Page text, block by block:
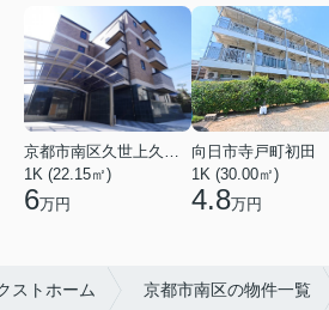
1K (22.15㎡)
6万円
向日市寺戸町初田
1K (30.00㎡)
4.8万円
ストホーム 京都市南区の物件一覧